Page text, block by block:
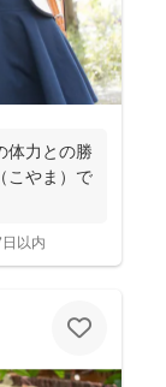
体力との勝
こやま）で
以内